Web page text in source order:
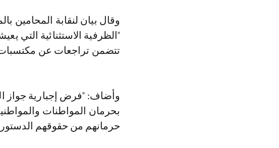
وقال بيان لنقابة المحامين بالمغرب، صدر في وقت متأخر من مساء السبت، إن
"الظرفية الاستثنائية التي
تتضمن تراجعات عن
وأضاف: "فرض إجبارية جواز
بحرمان المواطنات
حرمانهم من حقوقهم